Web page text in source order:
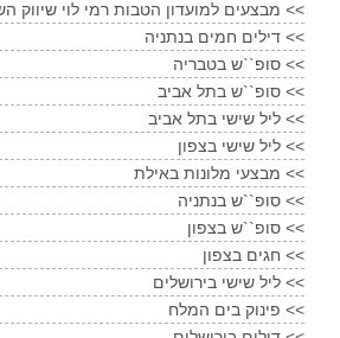
מבצעים למועדון הטבות רמי לוי שיווק השיקמה <<
דילים חמים בנתניה <<
סופ``ש בטבריה <<
סופ``ש בתל אביב <<
ליל שישי בתל אביב <<
ליל שישי בצפון <<
מבצעי מלונות באילת <<
סופ``ש בנתניה <<
סופ``ש בצפון <<
חגים בצפון <<
ליל שישי בירושלים <<
פינוק בים המלח <<